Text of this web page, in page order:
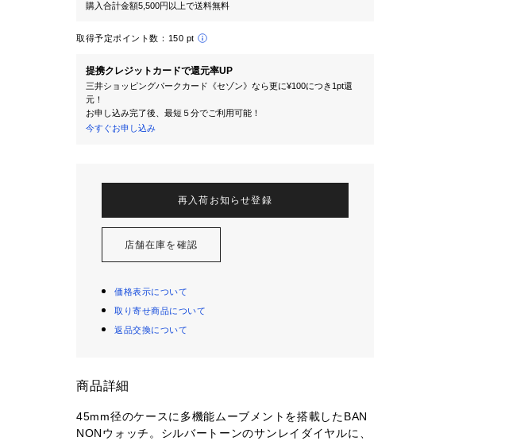
購入合計金額5,500円以上で送料無料
取得予定ポイント数： 150 pt
提携クレジットカードで還元率UP
三井ショッピングパークカード《セゾン》なら更に¥100につき1pt還
元！
お申し込み完了後、最短５分でご利用可能！
今すぐお申し込み
再入荷お知らせ登録
店舗在庫を確認
価格表示について
取り寄せ商品について
返品交換について
商品詳細
45mm径のケースに多機能ムーブメントを搭載したBAN
NONウォッチ。シルバートーンのサンレイダイヤルに、